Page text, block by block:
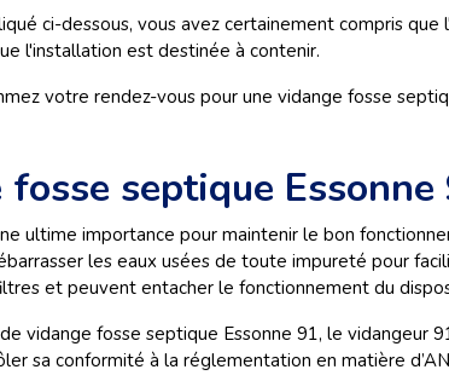
ci-dessous, vous avez certainement compris
l'installation est destinée à contenir.
votre rendez-vous pour une vidange fosse
septique Essonne
ultime importance pour maintenir le bon
les eaux usées de toute impureté pour
et peuvent entacher le fonctionnement du
vidange fosse septique Essonne 91, le vidangeur
sa conformité à la réglementation en matière